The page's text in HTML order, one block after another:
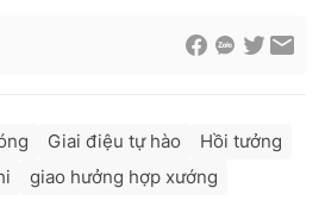
Giai điệu tự hào
Hồi tưởng
giao hưởng hợp xướng